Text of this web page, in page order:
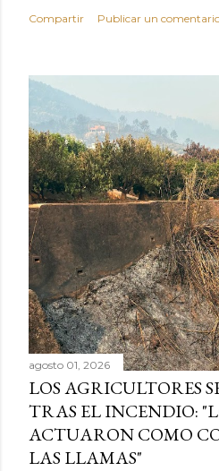
Compartir Publicar un
agosto 01, 2026
LOS AGRICULTORES
TRAS EL INCENDIO:
ACTUARON COMO
LAS LLAMAS"